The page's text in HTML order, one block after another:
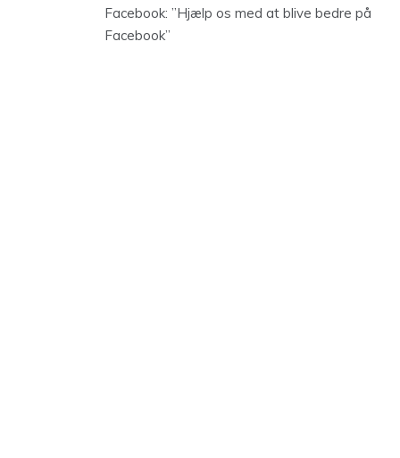
Facebook: ”Hjælp os med at blive bedre på
Facebook”